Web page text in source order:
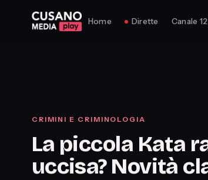
Home Dirette Canale
CRIMINI E CRIMINOLOGIA
La piccola Kata
uccisa? Novità